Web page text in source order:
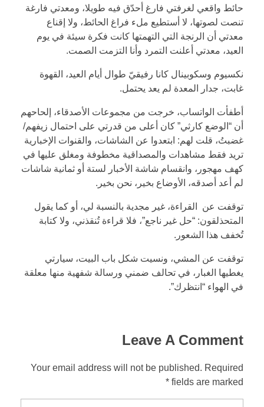
حائط واقعي لغرفتي فارغ أحدّق فيه طويلا، ومعدتي فارغة
تنصت لصوتها، لا أستطيع ملء فراغ الحائط، ولا إقناع
معدتي أن الرنجة التي التهمتها كانت فكرة سيئة في يوم
العيد، معدتي أعلنت التمرد وأنا التزمت الصمت.
نكسيوم وسكوبينال كانا رفيقيّ طوال أيام العيد، القهوة
غابت، جدار المعدة لم يعد يحتمل.
أطفأت الواتساب، خرجت من مجموعات الأصدقاء، إلحاحهم
أن “الوضع كارثي” كان أعلى من قدرتي على احتمال زيفهم/
غضبتُ، قلت لهم: ابتعدوا عن الشاشات، والقنوات الإخبارية
تريد فقط مشاهدات والمصداقية مخطوفة ومغلق عليها في
كهف مهجور، وانقسام شاشة الأخبار لستة أو ثمانية شاشات
لم أعد أصدقه، الأوضاع بخير، نحن بخير.
توقفت عن القراءة، غير مجدية بالنسبة لي، أو كما يقول
المتحذلقون: “حل غير ناجع”، فلا قراءة تُنقذني، ولا كتابة
تُخفف هذا الشعور.
توقفت عن المشي، ونسيت شكل باب البيت، سيارتي
يغطيها الغبار، في تحالف ضمني ورسالة شفهية منها معلقة
في الهواء “انتظرك”.
Leave A Comment
Your email address will not be published. Required
fields are marked *